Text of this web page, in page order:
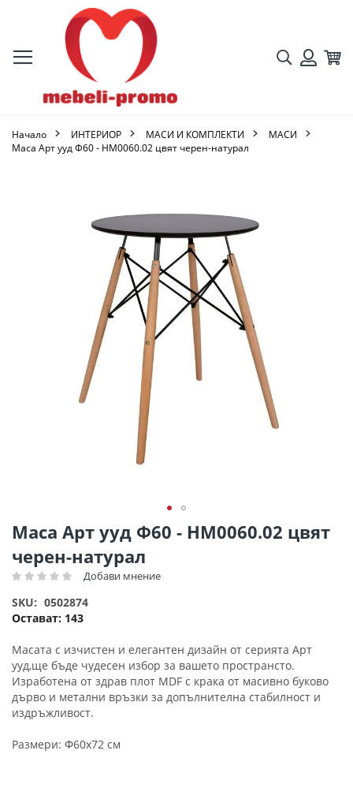
Търсене
Начало ИНТЕРИОР МАСИ И КОМПЛЕКТИ
МАСИ
Маса Арт ууд Ф60 - HM0060.02 цвят черен-натурал
Маса Арт ууд Ф60 - HM0060.02 цвят
черен-натурал
Рейтинг: Добави мнение
Остават: 143
SKU 0502874
Масата с изчистен и елегантен дизайн от серията Арт
ууд,ще бъде чудесен избор за вашето пространсто.
Изработена от здрав плот MDF с крака от масивно буково
дърво и метални връзки за допълнителна стабилност и
издръжливост.
Размери: Φ60x72 см
Преминете
към
началото
на
със
снимки